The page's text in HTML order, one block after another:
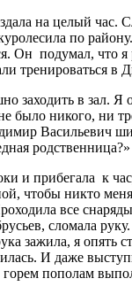
на целый час.
по
Он подумал, что
тренироваться в
заходить в зал. Я
было никого, ни
Васильевич
родственница?»
и прибегала к
чтобы никто
все
сломала
зажила, я опять
И даже
пополам